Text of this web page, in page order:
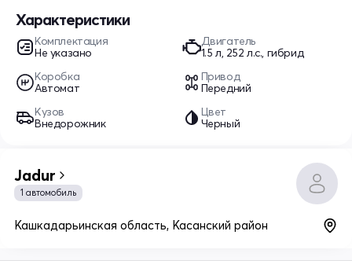
Характеристики
Комплектация
Не указано
Двигатель
1.5 л, 252 л.с., гибрид
Коробка
Автомат
Привод
Передний
Кузов
Внедорожник
Цвет
Черный
Jadur
1 автомобиль
Кашкадарьинская область, Касанский район